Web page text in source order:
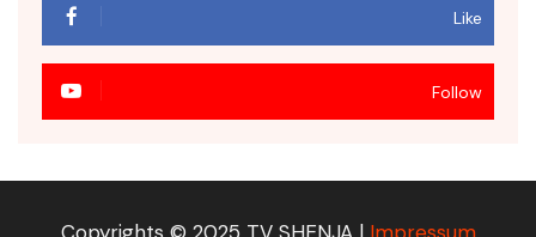
Like
Follow
Copyrights © 2025 TV SHENJA | Impressum